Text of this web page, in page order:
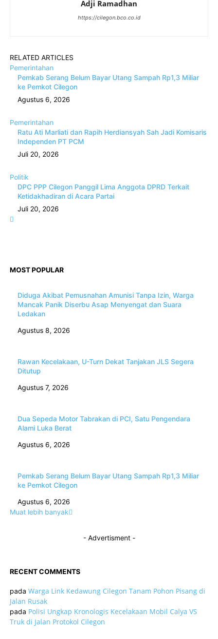
Adji Ramadhan
https://cilegon.bco.co.id
RELATED ARTICLES
Pemerintahan
Pemkab Serang Belum Bayar Utang Sampah Rp1,3 Miliar
ke Pemkot Cilegon
Agustus 6, 2026
Pemerintahan
Ratu Ati Marliati dan Rapih Herdiansyah Sah Jadi Komisaris
Independen PT PCM
Juli 20, 2026
Politik
DPC PPP Cilegon Panggil Lima Anggota DPRD Terkait
Ketidakhadiran di Acara Partai
Juli 20, 2026
MOST POPULAR
Diduga Akibat Pemusnahan Amunisi Tanpa Izin, Warga
Mancak Panik Diserbu Asap Menyengat dan Suara
Ledakan
Agustus 8, 2026
Rawan Kecelakaan, U-Turn Dekat Tanjakan JLS Segera
Ditutup
Agustus 7, 2026
Dua Sepeda Motor Tabrakan di PCI, Satu Pengendara
Alami Luka Berat
Agustus 6, 2026
Pemkab Serang Belum Bayar Utang Sampah Rp1,3 Miliar
ke Pemkot Cilegon
Agustus 6, 2026
Muat lebih banyak
- Advertisment -
RECENT COMMENTS
pada Warga Link Kedawung Cilegon Tanam Pohon Pisang di
Jalan Rusak
pada Polisi Ungkap Kronologis Kecelakaan Mobil Calya VS
Truk di Jalan Protokol Cilegon